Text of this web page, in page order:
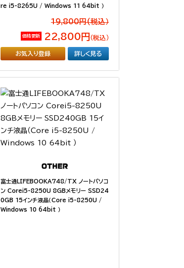
re i5-8265U / Windows 11 64bit ）
19,800円(税込）
価格更新 22,800円 （税込）
お気入り登録 詳しく見る
富士通LIFEBOOKA748/TX ノートパソコ
ン Corei5-8250U 8GBメモリー SSD24
0GB 15インチ液晶（Core i5-8250U /
Windows 10 64bit ）